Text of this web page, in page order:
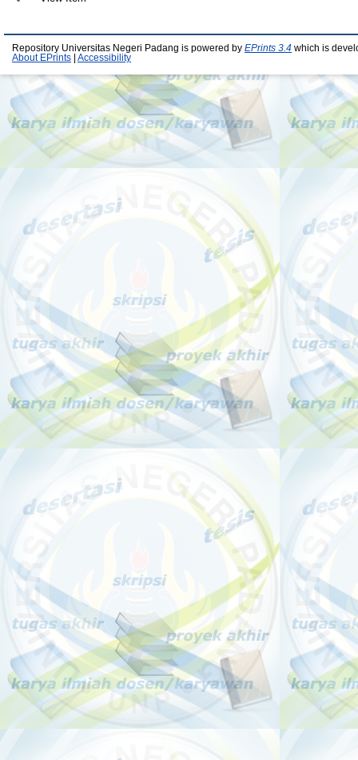
Repository Universitas Negeri Padang is powered by EPrints 3.4 which is
About EPrints
Accessibility